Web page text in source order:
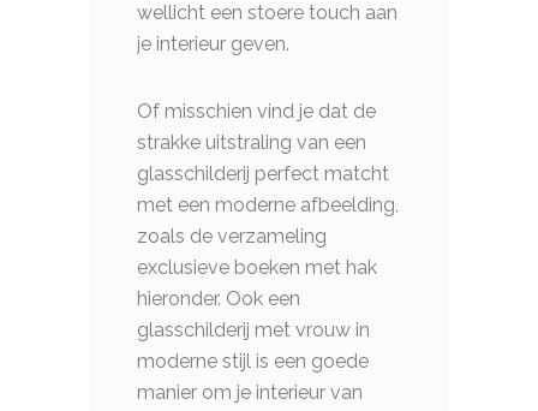
wellicht een stoere touch aan
je interieur geven.
Of misschien vind je dat de
strakke uitstraling van een
glasschilderij perfect matcht
met een moderne afbeelding,
zoals de verzameling
exclusieve boeken met hak
hieronder. Ook een
glasschilderij met vrouw in
moderne stijl is een goede
manier om je interieur van